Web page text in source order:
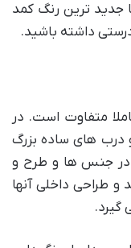
جدید ترین رنگ کمد
داشته باشید.
متفاوت است. در
درب های ساده بزرگ
در جنس ها و طرح و
طراحی داخلی آنها
گیرد.